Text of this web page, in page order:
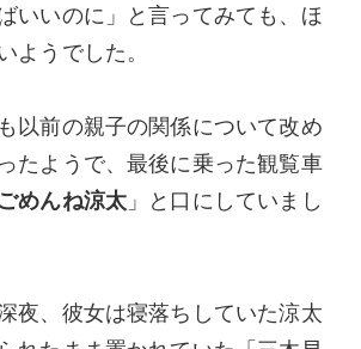
いいのに」と言ってみても、ほ
ようでした。
以前の親子の関係について改め
たようで、最後に乗った観覧車
ごめんね涼太 」と口にしていまし
夜、彼女は寝落ちしていた涼太